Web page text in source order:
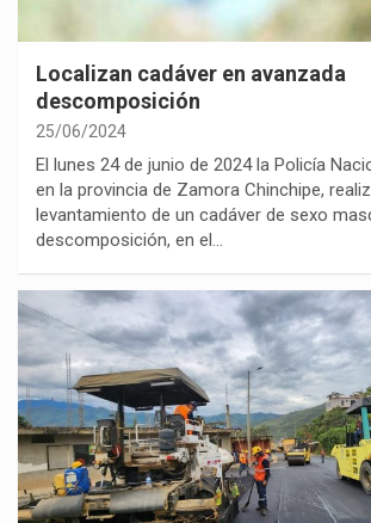
Localizan cadáver en avanzada
descomposición
25/06/2024
El lunes 24 de junio de 2024 la Policía
en la provincia de Zamora Chinchipe,
levantamiento de un cadáver de sexo
descomposición, en el…